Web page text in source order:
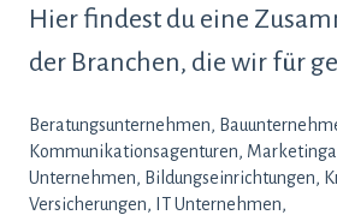
Hier findest du eine
der Branchen, die wir für
Beratungsunternehmen,
Kommunikationsagenturen,
Unternehmen, Bildungseinrichtungen,
Versicherungen, IT Unternehmen,